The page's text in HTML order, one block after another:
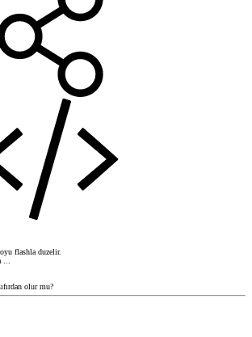
flashla duzelir.
...
olur mu?